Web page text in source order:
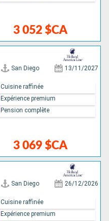
3 052 $CA
San Diego 13/11/2027
3 069 $CA
Cuisine raffinée
Expérience premium
Pension complète
San Diego 26/12/2026
Cuisine raffinée
Expérience premium